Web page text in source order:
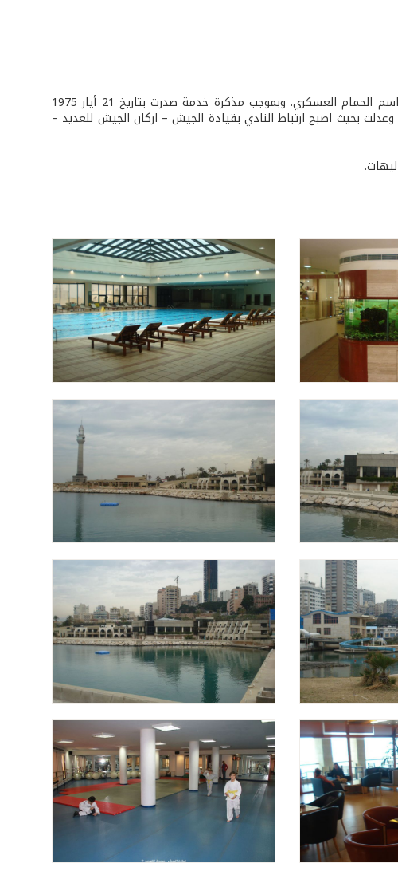
أنشأ الجيش الفرنسي النادي العسكري المركزي خلال الانتداب الفرنسي تحت اسم الحمام العسكري. وبموجب مذكرة خدمة صدرت بتاريخ 21 أيار 1975
بحيث اصبح ارتباط النادي بقيادة الجيش – اركان الجيش للعديد –